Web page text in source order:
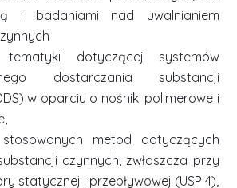
i badaniami nad uwalnianiem
tematyki dotyczącej systemów
dostarczania substancji
w oparciu o nośniki polimerowe i
metod dotyczących
czynnych, zwłaszcza przy
statycznej i przepływowej (USP 4),